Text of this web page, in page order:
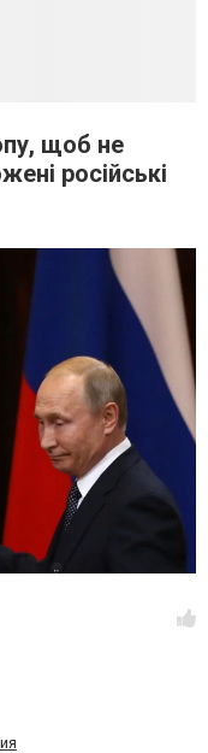
щоб не
російські